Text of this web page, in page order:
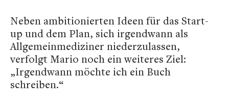
Neben ambitionierten Ideen für das Start-
up und dem Plan, sich irgendwann als
Allgemeinmediziner niederzulassen,
verfolgt Mario noch ein weiteres Ziel:
„Irgendwann möchte ich ein Buch
schreiben.“